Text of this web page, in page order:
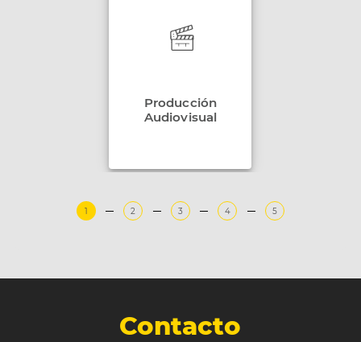
1 2 3 4 5
Producción
Audiovisual
Contacto